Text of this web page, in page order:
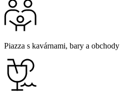
Piazza s kavárnami, bary a obchody